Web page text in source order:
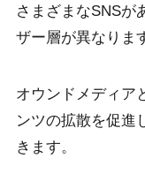
さまざまなSNSが
ザー層が異なりま
オウンドメディア
ンツの拡散を促進
きます。